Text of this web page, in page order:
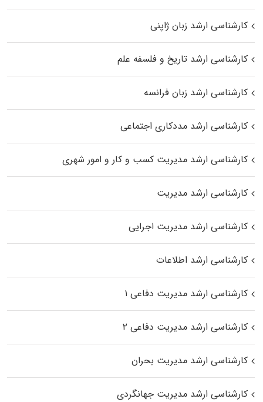
کارشناسی ارشد زبان ژاپنی
کارشناسی ارشد تاریخ و فلسفه علم
کارشناسی ارشد زبان فرانسه
کارشناسی ارشد مددکاری اجتماعی
کارشناسی ارشد مدیریت کسب و کار و امور شهری
کارشناسی ارشد مدیریت
کارشناسی ارشد مدیریت اجرایی
کارشناسی ارشد اطلاعات
کارشناسی ارشد مدیریت دفاعی ۱
کارشناسی ارشد مدیریت دفاعی ۲
کارشناسی ارشد مدیریت بحران
کارشناسی ارشد مدیریت جهانگردی